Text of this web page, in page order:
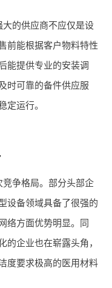
大的供应商不应仅是设
前能根据客户物料特性
能提供专业的安装调
时可靠的备件供应服
定运行。
争格局。部分头部企
设备领域具备了很强的
络方面优势明显。同
企业也在崭露头角，
度要求极高的医用材料